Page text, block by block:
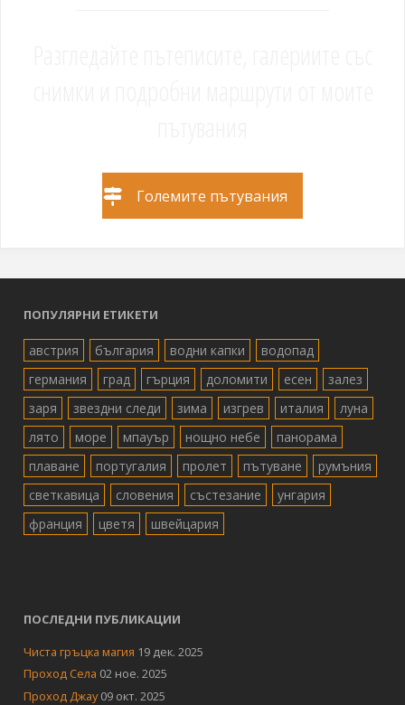
Големите пътувания
ПОПУЛЯРНИ ЕТИКЕТИ
австрия българия водни капки
водопад
германия
град гърция доломити есен
залез
заря
звездни следи зима изгрев италия
луна
лято
море мпауър нощно небе
панорама
плаване
португалия пролет пътуване
румъния
светкавица
словения състезание
унгария
франция
цветя швейцария
ПОСЛЕДНИ ПУБЛИКАЦИИ
Чиста гръцка магия 19 дек. 2025
Проход Села 02 ное. 2025
Проход Джау 09 окт. 2025